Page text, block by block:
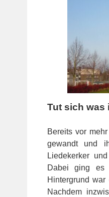
Tut sich was
Bereits vor
gewandt und
Liedekerker
Dabei ging es
Hintergrund
Nachdem